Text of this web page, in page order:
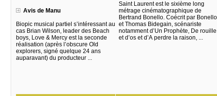
Avis de Manu
Biopic musical partiel s’intéressant au
cas Brian Wilson, leader des Beach
boys, Love & Mercy est la seconde
réalisation (après l’obscure Old
explorers, signé quelque 24 ans
auparavant) du producteur ...
Saint Laurent est le sixième long
métrage cinématographique de
Bertrand Bonello. Coécrit par Bonello
et Thomas Bidegain, scénariste
notamment d’Un Prophète, De rouille
et d’os et d’A perdre la raison, ...